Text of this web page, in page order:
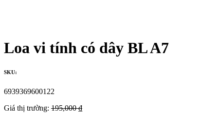
Loa vi tính có dây BL A7
SKU:
6939369600122
Giá thị trường: 195,000 ₫